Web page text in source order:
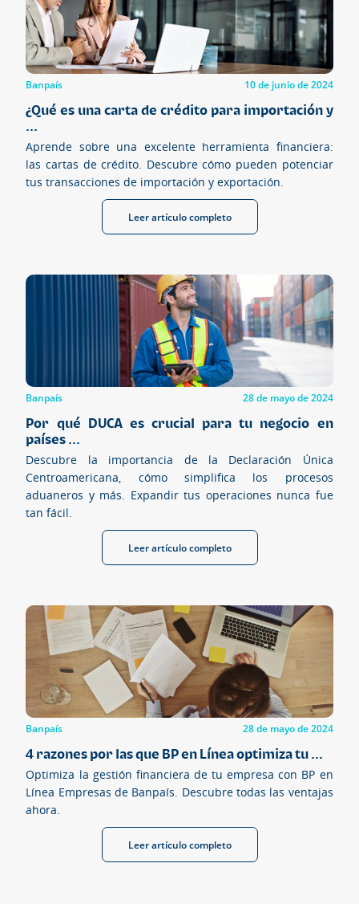
Banpaís 10 de junio de 2024
¿Qué es una carta de crédito para importación y
...
Aprende sobre una excelente herramienta financiera:
las cartas de crédito. Descubre cómo pueden potenciar
tus transacciones de importación y exportación.
Leer artículo completo
Banpaís 28 de mayo de 2024
Por qué DUCA es crucial para tu negocio en
países ...
Descubre la importancia de la Declaración Única
Centroamericana, cómo simplifica los procesos
aduaneros y más. Expandir tus operaciones nunca fue
tan fácil.
Leer artículo completo
Banpaís 28 de mayo de 2024
4 razones por las que BP en Línea optimiza tu ...
Optimiza la gestión financiera de tu empresa con BP en
Línea Empresas de Banpaís. Descubre todas las ventajas
ahora.
Leer artículo completo